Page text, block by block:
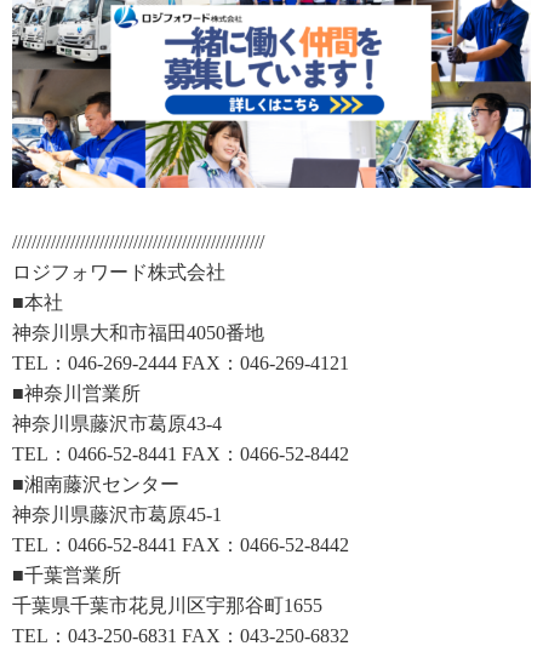
////////////////////////////////////////////////////
ロジフォワード株式会社
■本社
神奈川県大和市福田4050番地
TEL：046-269-2444 FAX：046-269-4121
■神奈川営業所
神奈川県藤沢市葛原43-4
TEL：0466-52-8441 FAX：0466-52-8442
■湘南藤沢センター
神奈川県藤沢市葛原45-1
TEL：0466-52-8441 FAX：0466-52-8442
■千葉営業所
千葉県千葉市花見川区宇那谷町1655
TEL：043-250-6831 FAX：043-250-6832